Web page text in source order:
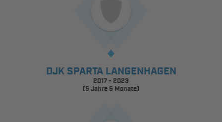
DJK SPARTA LANGENHAGEN
2017 - 2023
(5 Jahre 5 Monate)